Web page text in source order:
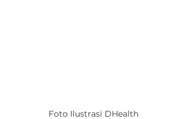
Foto Ilustrasi DHealth